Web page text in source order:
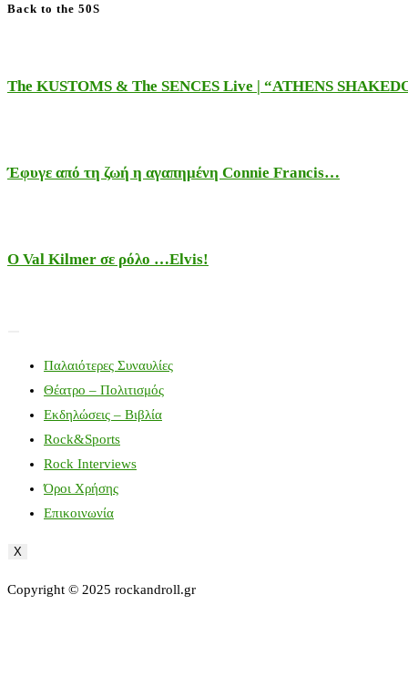
Back to the 50S
The KUSTOMS & The SENCES Live | “ATHENS
Έφυγε από τη ζωή η αγαπημένη Connie Francis…
Ο Val Kilmer σε ρόλο …Elvis!
Παλαιότερες Συναυλίες
Θέατρο – Πολιτισμός
Εκδηλώσεις – Βιβλία
Rock&Sports
Rock Interviews
Όροι Χρήσης
Επικοινωνία
X
Copyright © 2025 rockandroll.gr